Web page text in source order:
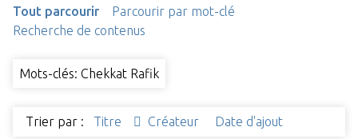
Tout parcourir
Parcourir par mot-clé
Recherche de contenus
Mots-clés: Chekkat Rafik
Trier par : Titre Créateur Date d'ajout